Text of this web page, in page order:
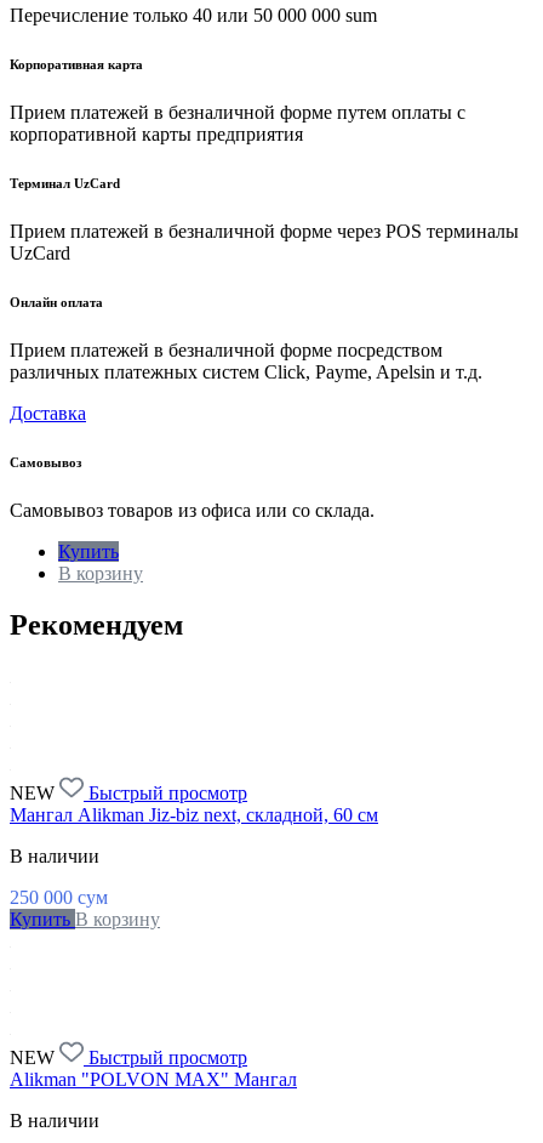
Перечисление только 40 или 50 000 000 sum
Корпоративная карта
Прием платежей в безналичной форме путем оплаты с
корпоративной карты предприятия
Терминал UzCard
Прием платежей в безналичной форме через POS терминалы
UzCard
Онлайн оплата
Прием платежей в безналичной форме посредством
различных платежных систем Click, Payme, Apelsin и т.д.
Доставка
Самовывоз
Самовывоз товаров из офиса или со склада.
Купить
В корзину
Рекомендуем
NEW
Быстрый просмотр
Мангал Alikman Jiz-biz next, складной, 60 см
В наличии
250 000 сум
Купить В корзину
NEW
Быстрый просмотр
Alikman "POLVON MAX" Мангал
В наличии